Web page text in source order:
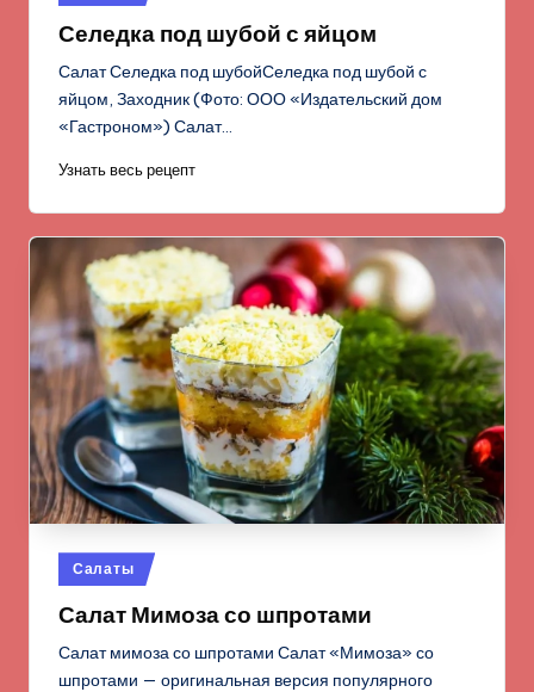
в
Селедка под шубой с яйцом
Салат Селедка под шубойСеледка под шубой с
яйцом, Заходник (Фото: ООО «Издательский дом
«Гастроном») Салат…
Узнать весь рецепт
Опубликовано
в
Салаты
Салат Мимоза со шпротами
Салат мимоза со шпротами Салат «Мимоза» со
шпротами — оригинальная версия популярного